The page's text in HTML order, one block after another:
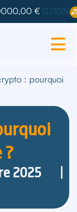
€ 0,00%
: pourquoi
?
2025